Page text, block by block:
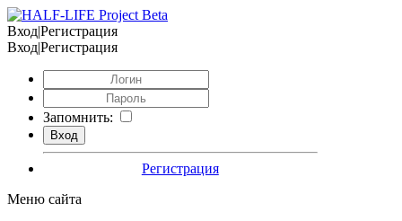
Вход|Регистрация
Вход|Регистрация
Запомнить:
Регистрация
Меню сайта